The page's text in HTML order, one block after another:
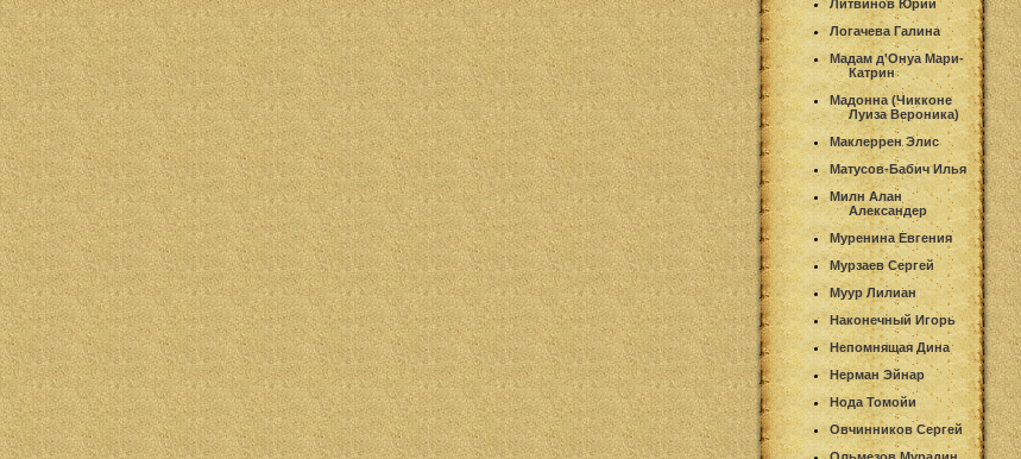
Литвинов Юрий
Логачева Галина
Мадам д'Онуа Мари-
Катрин
Мадонна (Чикконе
Луиза Вероника)
Маклеррен Элис
Матусов-Бабич Илья
Милн Алан
Александер
Муренина Евгения
Мурзаев Сергей
Муур Лилиан
Наконечный Игорь
Непомнящая Дина
Нерман Эйнар
Нода Томойи
Овчинников Сергей